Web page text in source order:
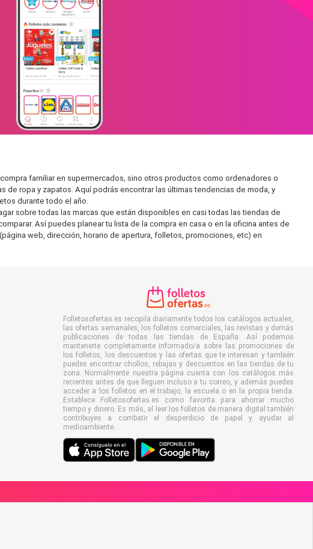
familiar en supermercados, sino otros productos como ordenadores o
ropa y zapatos. Aquí podrás encontrar las últimas tendencias de moda, y
durante todo el año.
sobre todas las marcas que están disponibles en casi todas las tiendas de
Así puedes planear tu lista de la compra en casa o en la oficina antes de
web, dirección, horario de apertura, folletos, promociones, etc) en
Folletosofertas.es recopila diariamente todos los catálogos actuales,
las ofertas semanales, los folletos comerciales, las revistas y demás
publicaciones de todas las tiendas de España. Así podemos
mantenerte completamente informado/a sobre las promociones de
los folletos, los descuentos y las ofertas que te interesan y también
puedes encontrar chollos, rebajas y descuentos en las tiendas de tu
zona. Normalmente nuestra página cuenta con los catálogos más
recientes antes de que lleguen incluso a tu correo, y además puedes
acceder a los folletos en el trabajo, la escuela o en la propia tienda.
Establece Folletosofertas.es como favorita para ahorrar mucho
tiempo y dinero. Es más, al leer los folletos de manera digital también
contribuyes a combatir el desperdicio de papel y ayudar al
medioambiente.